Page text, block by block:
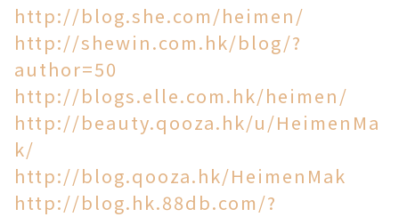
http://blog.she.com/heimen/
http://shewin.com.hk/blog/?
author=50
http://blogs.elle.com.hk/heimen/
http://beauty.qooza.hk/u/HeimenMa
k/
http://blog.qooza.hk/HeimenMak
http://blog.hk.88db.com/?